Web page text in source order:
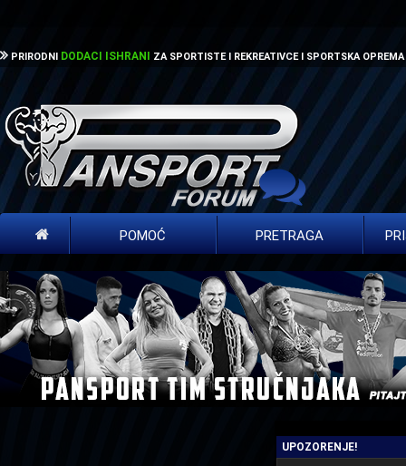
PRIRODNI DODACI ISHRANI ZA SPORTISTE I REKREATIVCE I SPORTSKA OPREMA
POMOĆ PRETRAGA
UPOZORENJE!